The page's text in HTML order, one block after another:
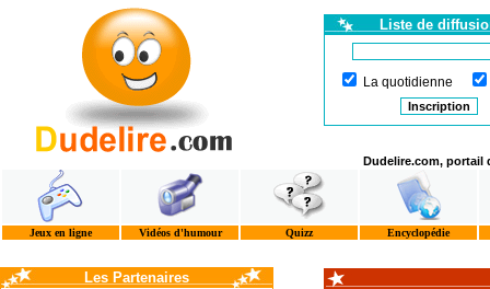
Liste de
La quotidienne
Dudelire.com, portail
Jeux en ligne Vidéos d'humour Quizz Encyclopédie
Les Partenaires